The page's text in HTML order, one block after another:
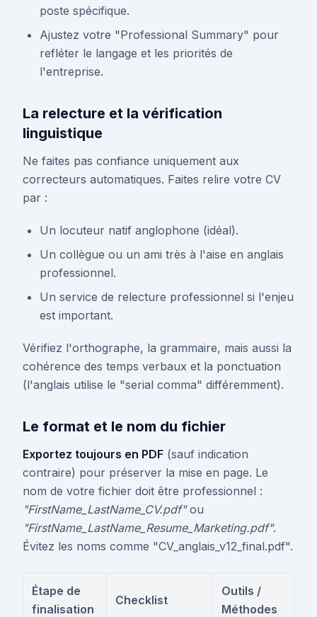
poste spécifique.
Ajustez votre "Professional Summary" pour
refléter le langage et les priorités de
l'entreprise.
La relecture et la vérification
linguistique
Ne faites pas confiance uniquement aux
correcteurs automatiques. Faites relire votre CV
par :
Un locuteur natif anglophone (idéal).
Un collègue ou un ami très à l'aise en anglais
professionnel.
Un service de relecture professionnel si l'enjeu
est important.
Vérifiez l'orthographe, la grammaire, mais aussi la
cohérence des temps verbaux et la ponctuation
(l'anglais utilise le "serial comma" différemment).
Le format et le nom du fichier
Exportez toujours en PDF (sauf indication
contraire) pour préserver la mise en page. Le
nom de votre fichier doit être professionnel :
"FirstName_LastName_CV.pdf"ou
"FirstName_LastName_Resume_Marketing.pdf".
Évitez les noms comme "CV_anglais_v12_final.pdf".
Étape de
finalisation
Checklist
Outils /
Méthodes